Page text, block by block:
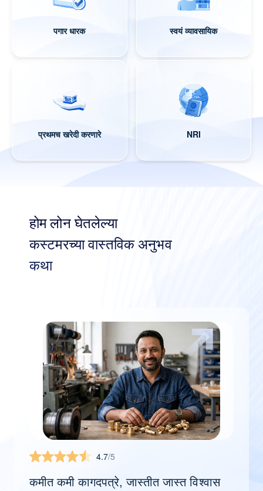
पगार धारक स्वयं व्यावसायिक
प्रथमच खरेदी करणारे NRI
होम लोन घेतलेल्या
कस्टमरच्या वास्तविक अनुभव
कथा
4.7/5
कमीत कमी कागदपत्रे, जास्तीत जास्त विश्वास